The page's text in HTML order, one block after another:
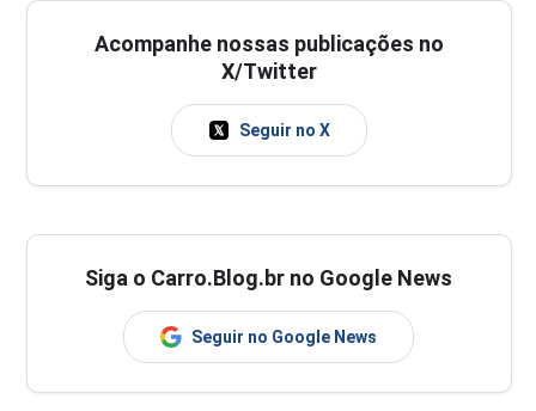
Acompanhe nossas publicações no
X/Twitter
Seguir no X
Siga o Carro.Blog.br no Google News
Seguir no Google News